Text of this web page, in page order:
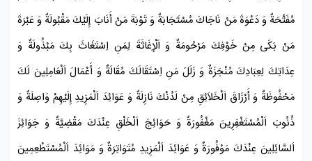
مُفَتَّحَةٌ وَ دَعْوَةَ مَنْ نَاجَاكَ مُسْتَجَابَةٌ وَ تَوْبَةَ مَنْ أَنَابَ إِلَيْكَ مَقْبُولَةٌ وَ عَبْرَةَ
مَنْ بَكَى مِنْ خَوْفِكَ مَرْحُومَةٌ وَ اَلْإِغَاثَةَ لِمَنِ اِسْتَغَاثَ بِكَ مَبْذُولَةٌ وَ
عِدَاتِكَ لِعِبَادِكَ مُنْجَزَةٌ وَ زَلَلَ مَنِ اِسْتَقَالَكَ مُقَالَةٌ وَ أَعْمَالَ اَلْعَامِلِينَ لَكَ
مَحْفُوظَةٌ وَ أَرْزَاقَ اَلْخَلاَئِقِ مِنْ لَدُنْكَ نَازِلَةٌ وَ عَوَائِدَ اَلْمَزِيدِ إِلَيْهِمْ وَاصِلَةٌ وَ
ذُنُوبَ اَلْمُسْتَغْفِرِينَ مَغْفُورَةٌ وَ حَوَائِجَ اَلْخَلْقِ عِنْدَكَ مَقْضِيَّةٌ وَ جَوَائِزَ
اَلسَّائِلِينَ عِنْدَكَ مَوْفُورَةٌ وَ عَوَائِدَ اَلْمَزِيدِ مُتَوَاتِرَةٌ وَ مَوَائِدَ اَلْمُسْتَطْعِمِينَ